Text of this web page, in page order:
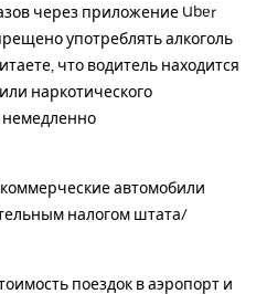
через приложение Uber
употреблять алкоголь
что водитель находится
наркотического
немедленно
автомобили
налогом штата/
поездок в аэропорт и